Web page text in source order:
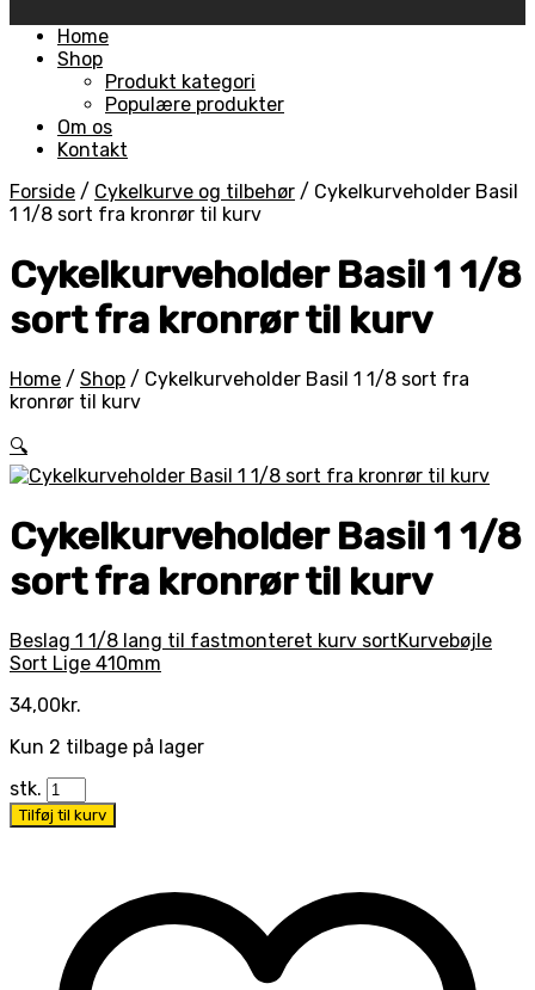
Skip
Home
Shop
Produkt kategori
Populære produkter
Om os
Kontakt
Forside / Cykelkurve og tilbehør / Cykelkurveholder Basil
1 1/8 sort fra kronrør til kurv
Cykelkurveholder Basil 1 1/8
sort fra kronrør til kurv
Home / Shop / Cykelkurveholder Basil 1 1/8 sort fra
kronrør til kurv
🔍
Cykelkurveholder Basil 1 1/8
sort fra kronrør til kurv
Beslag 1 1/8 lang til fastmonteret kurv sortKurvebøjle
Sort Lige 410mm
34,00kr.
Kun 2 tilbage på lager
stk.
Tilføj til kurv